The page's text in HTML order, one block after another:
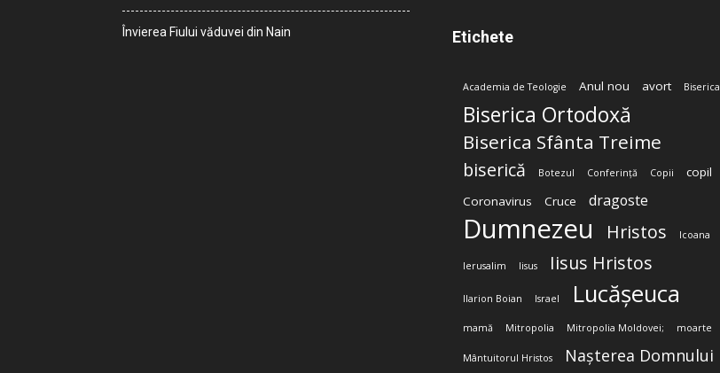
Învierea Fiului văduvei din Nain Etichete
Academia de Teologie Anul nou avort Biserica
Biserica Ortodoxă
Biserica Sfânta Treime
biserică Botezul Conferință Copii
copil
Coronavirus
Cruce dragoste
Dumnezeu Hristos Icoana
Ierusalim Iisus Iisus Hristos
Ilarion Boian Israel Lucășeuca
mamă Mitropolia Mitropolia Moldovei; moarte
Mântuitorul Hristos Nașterea Domnului